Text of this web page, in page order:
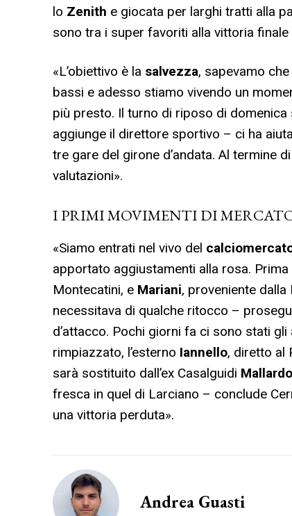
lo Zenith e giocata per larghi tratti alla
sono tra i super favoriti alla vittoria finale
«L’obiettivo è la salvezza, sapevamo
bassi e adesso stiamo vivendo un
più presto. Il turno di riposo di
aggiunge il direttore sportivo – ci ha
tre gare del girone d’andata. Al termine
valutazioni».
I PRIMI MOVIMENTI DI
«Siamo entrati nel vivo del
apportato aggiustamenti alla rosa. Prima
Montecatini, e Mariani, proveniente
necessitava di qualche ritocco –
d’attacco. Pochi giorni fa ci sono stati
rimpiazzato, l’esterno Iannello, diretto al
sarà sostituito dall’ex Casalguidi Mallardo
fresca in quel di Larciano – conclude
una vittoria perduta».
Andrea Guasti